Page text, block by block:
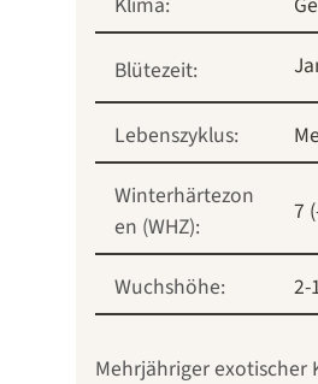
Blütezeit:
Lebenszyklus:
Winterhärtezon
en (WHZ):
7
Wuchshöhe: 2-
Mehrjähriger exotischer